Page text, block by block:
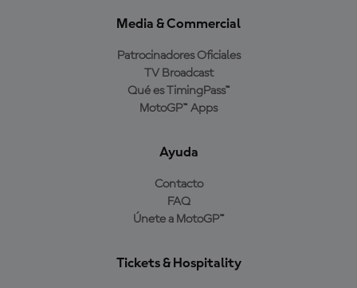
Media & Commercial
Patrocinadores Oficiales
TV Broadcast
Qué es TimingPass™
MotoGP™ Apps
Ayuda
Contacto
FAQ
Únete a MotoGP™
Tickets & Hospitality